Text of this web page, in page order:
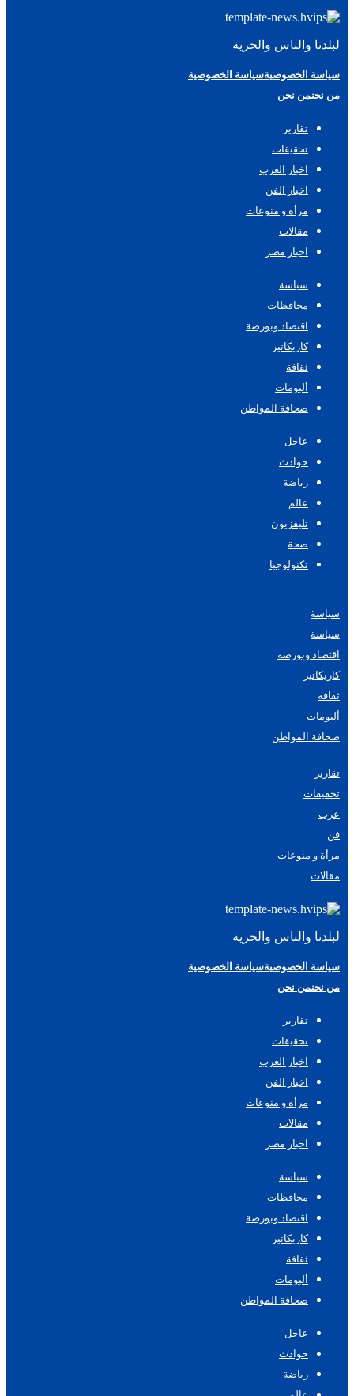
لبلدنا والناس والحرية
سياسة الخصوصيةسياسة الخصوصية
من نحنمن نحن
تقارير
تحقيقات
اخبار العرب
اخبار الفن
مرأة و منوعات
مقالات
اخبار مصر
سياسة
محافظات
اقتصاد وبورصة
كاريكاتير
ثقافة
ألبومات
صحافة المواطن
عاجل
حوادث
رياضة
عالم
تليفزيون
صحة
تكنولوجيا
سياسة
سياسة
اقتصاد وبورصة
كاريكاتير
ثقافة
ألبومات
صحافة المواطن
تقارير
تحقيقات
عرب
فن
مرأة و منوعات
مقالات
لبلدنا والناس والحرية
سياسة الخصوصيةسياسة الخصوصية
من نحنمن نحن
تقارير
تحقيقات
اخبار العرب
اخبار الفن
مرأة و منوعات
مقالات
اخبار مصر
سياسة
محافظات
اقتصاد وبورصة
كاريكاتير
ثقافة
ألبومات
صحافة المواطن
عاجل
حوادث
رياضة